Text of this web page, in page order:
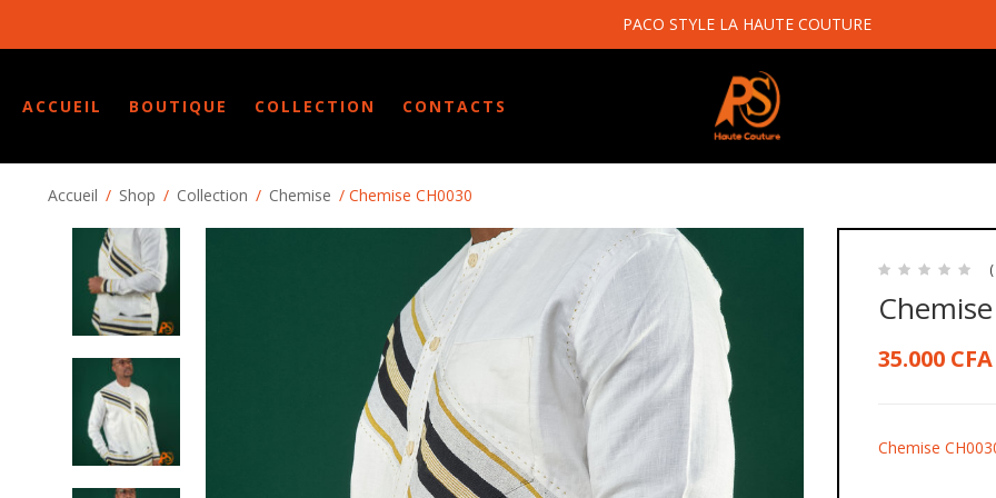
PACO STYLE LA HAUTE COUTURE
ACCUEIL BOUTIQUE COLLECTION CONTACTS
Accueil / Shop / Collection / Chemise / Chemise CH0030
35.000 CFA
Chemise